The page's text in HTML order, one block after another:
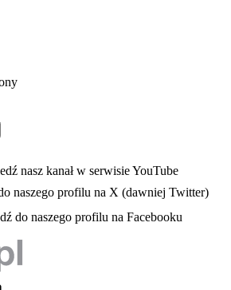
w nowej karcie
się w nowej karcie
nasz kanał w serwisie YouTube
karcie
naszego profilu na X (dawniej Twitter)
otwiera się w nowej karcie
do naszego profilu na Facebooku